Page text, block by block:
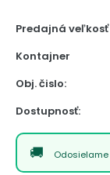
Predajná veľkosť
Kontajner
Obj. čislo:
Dostupnosť:
Odosielame